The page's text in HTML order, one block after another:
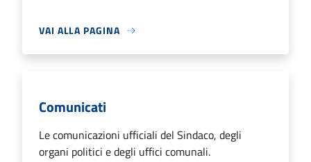
VAI ALLA PAGINA
Comunicati
Le comunicazioni ufficiali del Sindaco, degli
organi politici e degli uffici comunali.